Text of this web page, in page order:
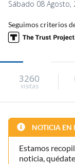
Sábado 08 Agosto,
Seguimos criterios
3260
visitas
NOTICIA EN
Estamos
noticia,